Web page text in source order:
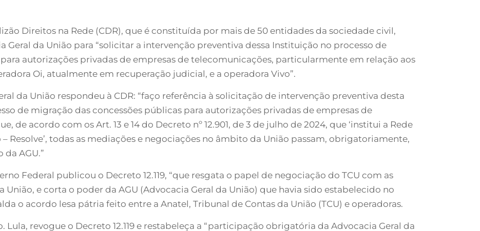
Direitos na Rede (CDR), que é constituída por mais de 50 entidades da sociedade civil,
Geral da União para “solicitar a intervenção preventiva dessa Instituição no processo de
autorizações privadas de empresas de telecomunicações, particularmente em relação aos
Oi, atualmente em recuperação judicial, e a operadora Vivo”.
da União respondeu à CDR: “faço referência à solicitação de intervenção preventiva desta
de migração das concessões públicas para autorizações privadas de empresas de
de acordo com os Art. 13 e 14 do Decreto nº 12.901, de 3 de julho de 2024, que ‘institui a Rede
Resolve’, todas as mediações e negociações no âmbito da União passam, obrigatoriamente,
AGU.”
Federal publicou o Decreto 12.119, “que resgata o papel de negociação do TCU com as
e corta o poder da AGU (Advocacia Geral da União) que havia sido estabelecido no
o acordo lesa pátria feito entre a Anatel, Tribunal de Contas da União (TCU) e operadoras.
revogue o Decreto 12.119 e restabeleça a “participação obrigatória da Advocacia Geral da